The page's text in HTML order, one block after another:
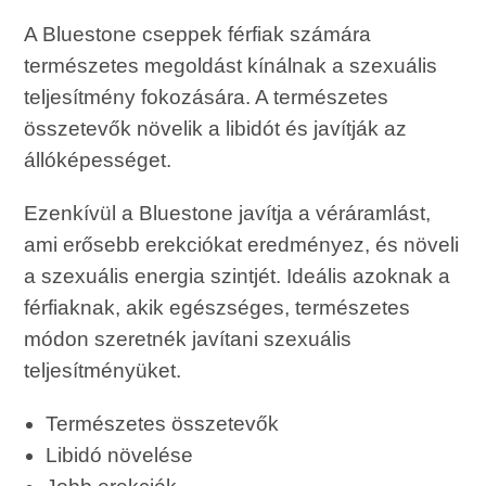
A Bluestone cseppek férfiak számára
természetes megoldást kínálnak a szexuális
teljesítmény fokozására. A természetes
összetevők növelik a libidót és javítják az
állóképességet.
Ezenkívül a Bluestone javítja a véráramlást,
ami erősebb erekciókat eredményez, és növeli
a szexuális energia szintjét. Ideális azoknak a
férfiaknak, akik egészséges, természetes
módon szeretnék javítani szexuális
teljesítményüket.
Természetes összetevők
Libidó növelése